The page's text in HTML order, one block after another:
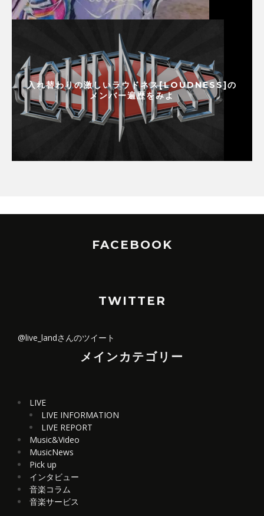
入れ替わりの激しいラウドネス[LOUDNESS]の
メンバー遍歴をみよ
FACEBOOK
TWITTER
@live_landさんのツイート
メインカテゴリー
LIVE
LIVE INFORMATION
LIVE REPORT
Music&Video
MusicNews
Pick up
インタビュー
音楽コラム
音楽サービス